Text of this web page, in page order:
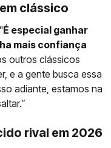
clássico
É especial ganhar
mais confiança
outros clássicos
e a gente busca essa
adiante, estamos na
rival em 2026